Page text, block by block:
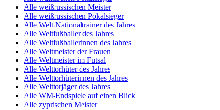
Alle weißrussischen Meister
Alle weißrussischen Pokalsieger
Alle Welt-Nationaltrainer des Jahres
Alle Weltfußballer des Jahres
Alle Weltfußballerinnen des Jahres
Alle Weltmeister der Frauen
Alle Weltmeister im Futsal
Alle Welttorhüter des Jahres
Alle Welttorhüterinnen des Jahres
Alle Welttorjäger des Jahres
Alle WM-Endspiele auf einen Blick
Alle zyprischen Meister